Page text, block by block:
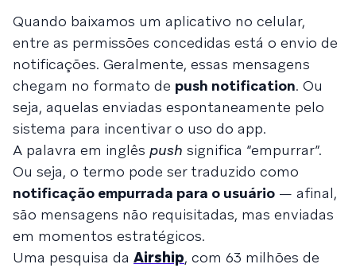
Quando baixamos um aplicativo no celular,
entre as permissões concedidas está o envio de
notificações. Geralmente, essas mensagens
chegam no formato de push notification. Ou
seja, aquelas enviadas espontaneamente pelo
sistema para incentivar o uso do app.
A palavra em inglês push significa “empurrar”.
Ou seja, o termo pode ser traduzido como
notificação empurrada para o usuário — afinal,
são mensagens não requisitadas, mas enviadas
em momentos estratégicos.
Uma pesquisa da Airship, com 63 milhões de